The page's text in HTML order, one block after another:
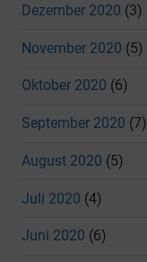
Dezember 2020 (3)
November 2020 (5)
Oktober 2020 (6)
September 2020 (7)
August 2020 (5)
Juli 2020 (4)
Juni 2020 (6)